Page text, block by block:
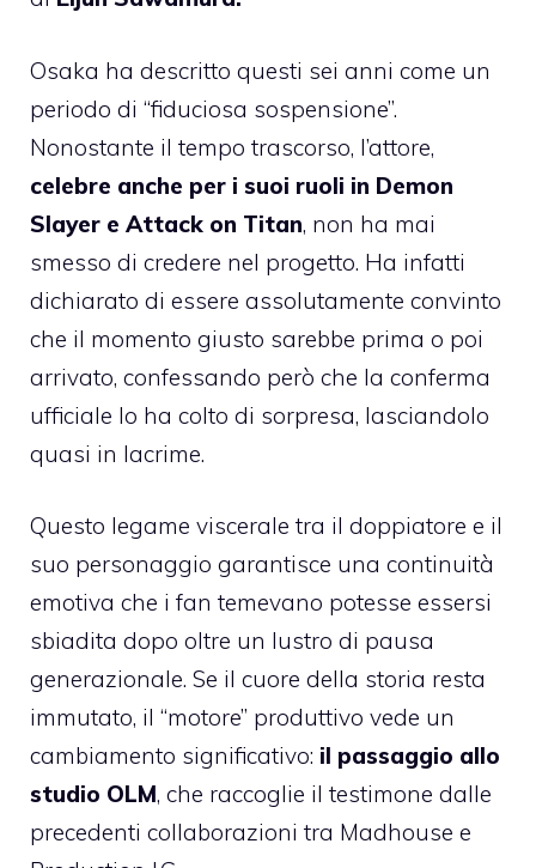
Osaka ha descritto questi sei anni come un
periodo di “fiduciosa sospensione”.
Nonostante il tempo trascorso, l’attore,
celebre anche per i suoi ruoli in Demon
Slayer e Attack on Titan, non ha mai
smesso di credere nel progetto. Ha infatti
dichiarato di essere assolutamente convinto
che il momento giusto sarebbe prima o poi
arrivato, confessando però che la conferma
ufficiale lo ha colto di sorpresa, lasciandolo
quasi in lacrime.
Questo legame viscerale tra il doppiatore e il
suo personaggio garantisce una continuità
emotiva che i fan temevano potesse essersi
sbiadita dopo oltre un lustro di pausa
generazionale. Se il cuore della storia resta
immutato, il “motore” produttivo vede un
cambiamento significativo: il passaggio allo
studio OLM, che raccoglie il testimone dalle
precedenti collaborazioni tra Madhouse e